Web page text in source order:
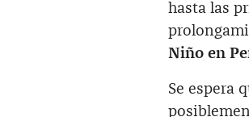
hasta las
Niño en
Se espera